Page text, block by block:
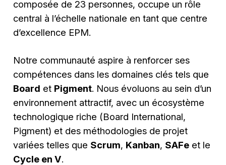
composée de 23 personnes, occupe un rôle
central à l’échelle nationale en tant que centre
d’excellence EPM.
Notre communauté aspire à renforcer ses
compétences dans les domaines clés tels que
Board et Pigment. Nous évoluons au sein d’un
environnement attractif, avec un écosystème
technologique riche (Board International,
Pigment) et des méthodologies de projet
variées telles que Scrum, Kanban, SAFe et le
Cycle en V.